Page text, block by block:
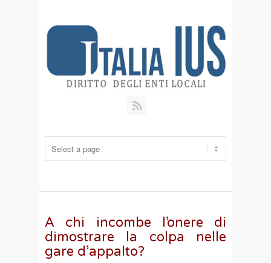
A chi incombe l’onere di
dimostrare la colpa nelle
gare d’appalto?